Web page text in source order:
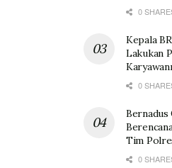
0
Kepala
Lakukan
0
Bernadus
Tim
0